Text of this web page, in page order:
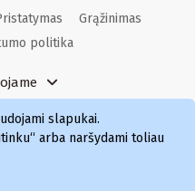
Grąžinimas
politika
Kvepalai vyrams
Kvepalai
slapukai.
arba naršydami toliau